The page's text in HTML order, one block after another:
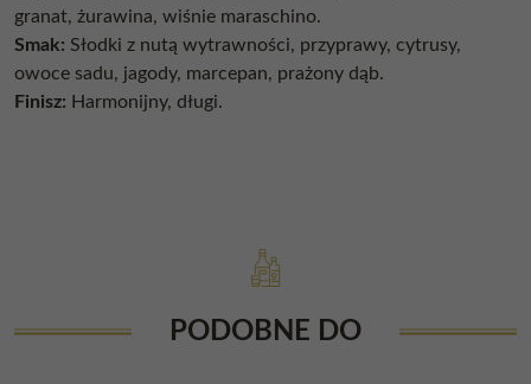
granat, żurawina, wiśnie maraschino.
Smak: Słodki z nutą wytrawności, przyprawy, cytrusy,
owoce sadu, jagody, marcepan, prażony dąb.
Finisz: Harmonijny, długi.
PODOBNE DO